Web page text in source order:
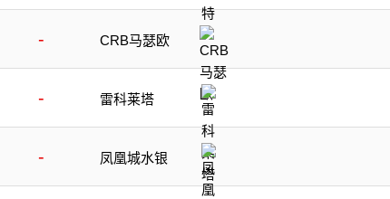
- CRB马瑟欧
- 雷科莱塔
- 凤凰城水银